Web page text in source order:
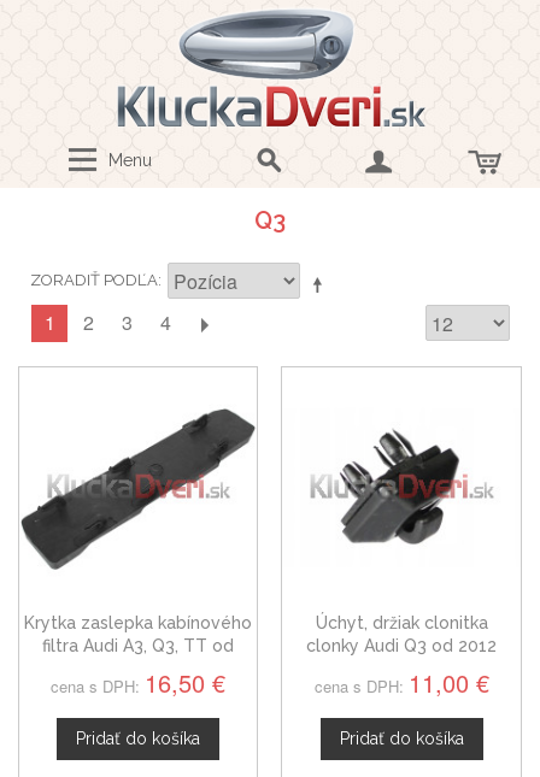
Menu
Q3
ZORADIŤ PODĽA
1 2 3 4
Krytka zaslepka kabínového
filtra Audi A3, Q3, TT od
cena s DPH: 16,50 €
Pridať do košíka
Úchyt, držiak clonitka
clonky Audi Q3 od 2012
cena s DPH: 11,00 €
Pridať do košíka